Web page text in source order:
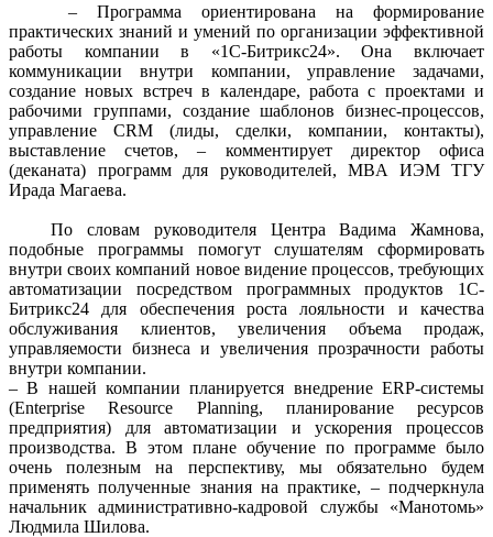
– Программа ориентирована на формирование
практических знаний и умений по организации эффективной
работы компании в «1C-Битрикс24». Она включает
коммуникации внутри компании, управление задачами,
создание новых встреч в календаре, работа с проектами и
рабочими группами, создание шаблонов бизнес-процессов,
управление CRM (лиды, сделки, компании, контакты),
выставление счетов, – комментирует директор офиса
(деканата) программ для руководителей, MBA ИЭМ ТГУ
Ирада Магаева.
По словам руководителя Центра Вадима Жамнова,
подобные программы помогут слушателям сформировать
внутри своих компаний новое видение процессов, требующих
автоматизации посредством программных продуктов 1C-
Битрикс24 для обеспечения роста лояльности и качества
обслуживания клиентов, увеличения объема продаж,
управляемости бизнеса и увеличения прозрачности работы
внутри компании.
– В нашей компании планируется внедрение ERP-системы
(Enterprise Resource Planning, планирование ресурсов
предприятия) для автоматизации и ускорения процессов
производства. В этом плане обучение по программе было
очень полезным на перспективу, мы обязательно будем
применять полученные знания на практике, – подчеркнула
начальник административно-кадровой службы «Манотомь»
Людмила Шилова.